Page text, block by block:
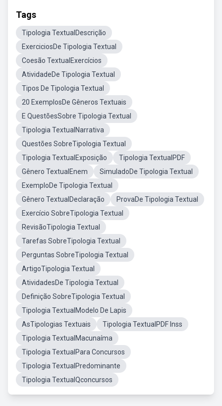
Tags
Tipologia TextualDescrição
ExerciciosDe Tipologia Textual
Coesão TextualExercícios
AtividadeDe Tipologia Textual
Tipos De Tipologia Textual
20 ExemplosDe Gêneros Textuais
E QuestõesSobre Tipologia Textual
Tipologia TextualNarrativa
Questões SobreTipologia Textual
Tipologia TextualExposição
Tipologia TextualPDF
Gênero TextualEnem
SimuladoDe Tipologia Textual
ExemploDe Tipologia Textual
Gênero TextualDeclaração
ProvaDe Tipologia Textual
Exercício SobreTipologia Textual
RevisãoTipologia Textual
Tarefas SobreTipologia Textual
Perguntas SobreTipologia Textual
ArtigoTipologia Textual
AtividadesDe Tipologia Textual
Definição SobreTipologia Textual
Tipologia TextualModelo De Lapis
AsTipologias Textuais
Tipologia TextualPDF Inss
Tipologia TextualMacunaíma
Tipologia TextualPara Concursos
Tipologia TextualPredominante
Tipologia TextualQconcursos